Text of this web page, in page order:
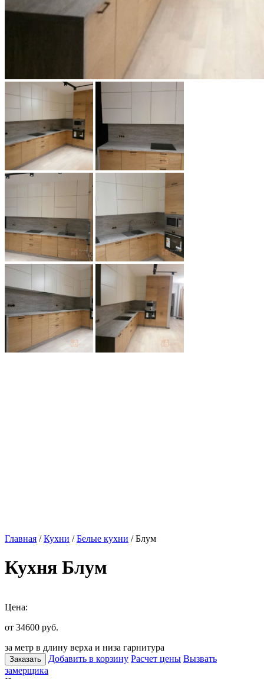
Главная /Кухни /Белые кухни / Блум
Кухня Блум
Цена:
от 34600 руб.
за метр в длину верха и низа гарнитура
Заказать Добавить в корзину Расчет цены Вызвать
замерщика